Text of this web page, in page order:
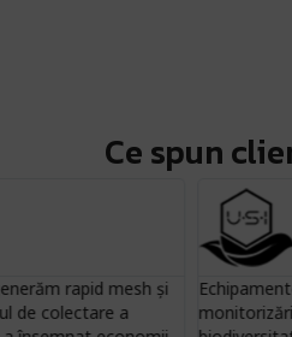
Ce spun
UNITATEA DE
Echipamentele DJI și CHCNAV
monitorizări constante în